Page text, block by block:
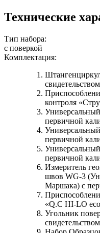
Технические
Тип набора:
с поверкой
Комплектация:
контроля
первичной
первичной
первичной
Измеритель
швов WG-3
Маршака) с
«Q.C HI-LO
Угольник